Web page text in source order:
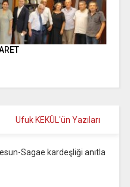
Ufuk KEKÜL'ün Yazıları
Sagae kardeşliği anıtla